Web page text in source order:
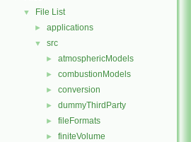
▼ File List
► applications
▼ src
► atmosphericModels
► combustionModels
► conversion
► dummyThirdParty
► fileFormats
► finiteVolume